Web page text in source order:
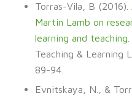
Torras-Vila, B (2016).
Martin Lamb on
learning and teaching
Teaching & Learning
89-94.
Evnitskaya, N., &